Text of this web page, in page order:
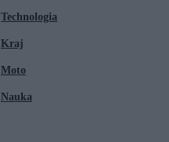
Technologia
Kraj
Moto
Nauka